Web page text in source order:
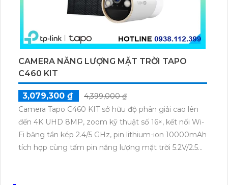
CAMERA NĂNG LƯỢNG MẶT TRỜI TAPO
C460 KIT
3,079,300 ₫
4,399,000 ₫
Camera Tapo C460 KIT sở hữu độ phân giải cao lên
đến 4K UHD 8MP, zoom kỹ thuật số 16×, kết nối Wi-
Fi băng tần kép 2.4/5 GHz, pin lithium-ion 10000mAh
tích hợp cùng tấm pin năng lượng mặt trời 5.2V/2.5W.